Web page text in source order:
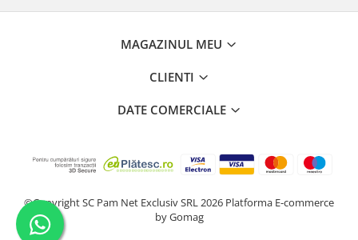
MAGAZINUL MEU
CLIENTI
DATE COMERCIALE
©Copyright SC Pam Net Exclusiv SRL 2026 Platforma E-commerce
by Gomag